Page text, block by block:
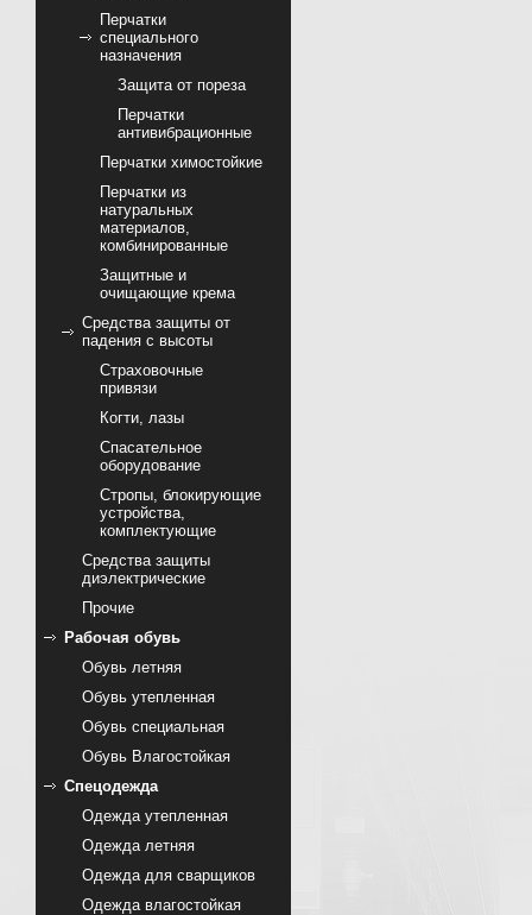
Перчатки
специального
назначения
Защита от пореза
Перчатки
антивибрационные
Перчатки химостойкие
Перчатки из
натуральных
материалов,
комбинированные
Защитные и
очищающие крема
Средства защиты от
падения с высоты
Страховочные
привязи
Когти, лазы
Спасательное
оборудование
Стропы, блокирующие
устройства,
комплектующие
Cредства защиты
диэлектрические
Прочие
Рабочая обувь
Обувь летняя
Обувь утепленная
Обувь специальная
Обувь Влагостойкая
Спецодежда
Одежда утепленная
Одежда летняя
Одежда для сварщиков
Одежда влагостойкая